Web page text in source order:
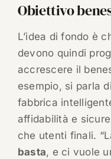
Obiettivo
L’idea di fondo è
devono quindi
accrescere il
esempio, si parla
fabbrica
affidabilità e
che utenti finali.
basta, e ci vuole